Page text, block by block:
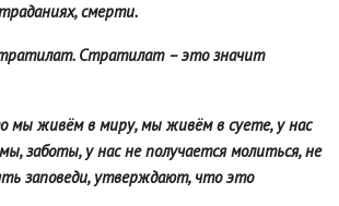
смерти.
Стратилат – это значит
мы живём в миру, мы живём в суете, у нас
заботы, у нас не получается молиться, не
заповеди, утверждают, что это